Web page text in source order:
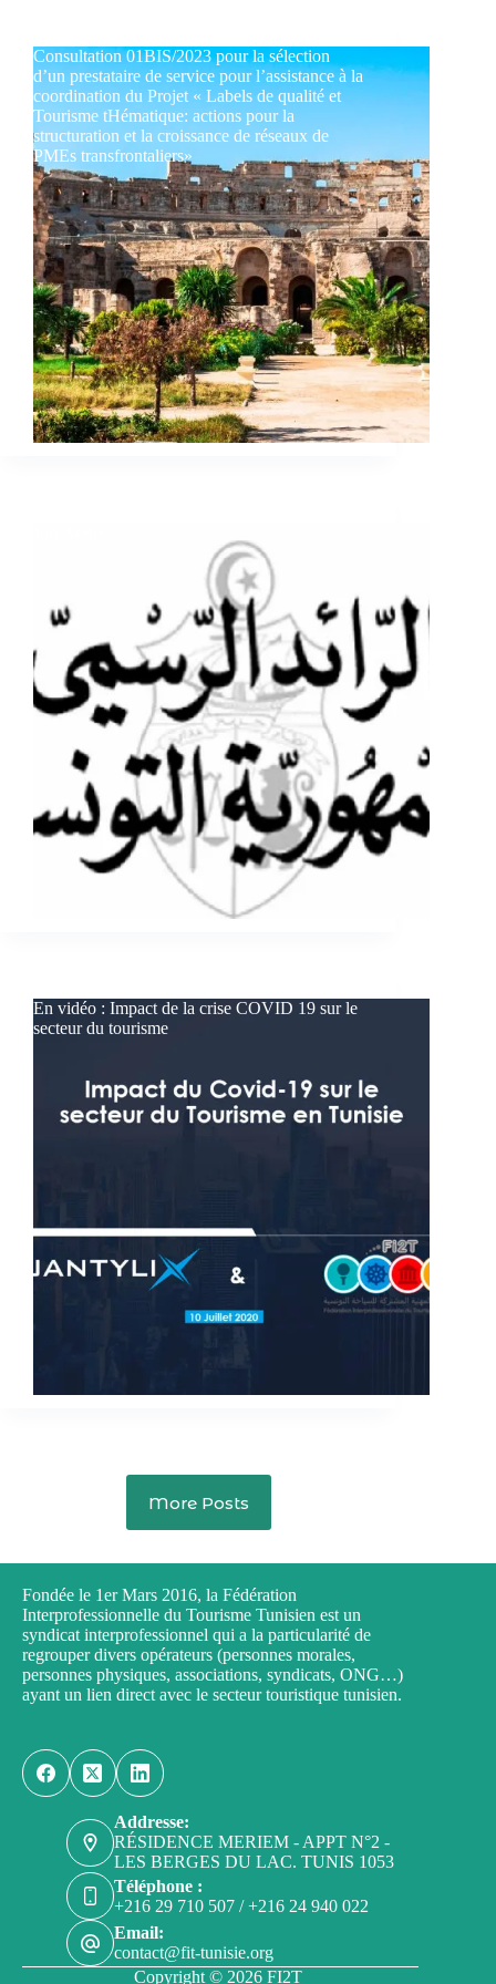
Consultation 01BIS/2023 pour la sélection
d’un prestataire de service pour l’assistance à la
coordination du Projet « Labels de qualité et
Tourisme tHématique: actions pour la
structuration et la croissance de réseaux de
PMEs transfrontaliers»
En vidéo : Impact de la crise COVID 19 sur le
secteur du tourisme
More Posts
Fondée le 1er Mars 2016, la Fédération
Interprofessionnelle du Tourisme Tunisien est un
syndicat interprofessionnel qui a la particularité de
regrouper divers opérateurs (personnes morales,
personnes physiques, associations, syndicats, ONG…)
ayant un lien direct avec le secteur touristique tunisien.
Addresse:
RÉSIDENCE MERIEM - APPT N°2 -
LES BERGES DU LAC. TUNIS 1053
Téléphone :
+216 29 710 507 / +216 24 940 022
Email:
contact@fit-tunisie.org
Copyright © 2026 FI2T